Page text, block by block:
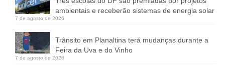
ambientais e receberão sistemas de energia solar
7 de agosto de 2026
Trânsito em Planaltina terá mudanças durante a
Feira da Uva e do Vinho
7 de agosto de 2026